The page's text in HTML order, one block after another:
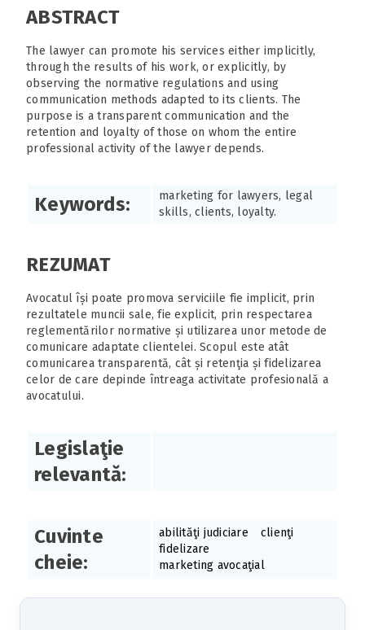
ABSTRACT
The lawyer can promote his services either implicitly,
through the results of his work, or explicitly, by
observing the normative regulations and using
communication methods adapted to its clients. The
purpose is a transparent communication and the
retention and loyalty of those on whom the entire
professional activity of the lawyer depends.
Keywords:
marketing for lawyers, legal
skills, clients, loyalty.
REZUMAT
Avocatul își poate promova serviciile fie implicit, prin
rezultatele muncii sale, fie explicit, prin respectarea
reglementărilor normative și utilizarea unor metode de
comunicare adaptate clientelei. Scopul este atât
comunicarea transparentă, cât și retenţia și fidelizarea
celor de care depinde întreaga activitate profesională a
avocatului.
Legislaţie
relevantă:
Cuvinte
cheie:
abilităţi judiciare
clienţi
fidelizare
marketing avocaţial